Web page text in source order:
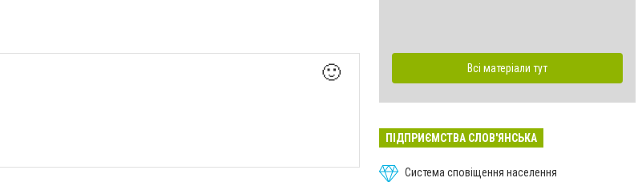
🙂 Всі матеріали тут
ПІДПРИЄМСТВА СЛОВ'ЯНСЬКА
Система сповіщення населення